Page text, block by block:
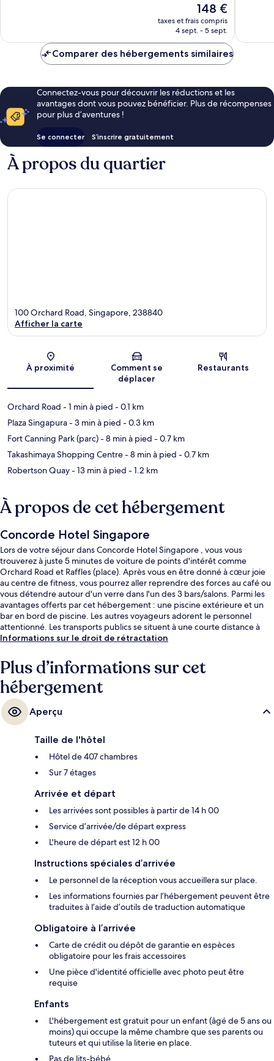
Le
nouveau
prix
de
148 €
taxes et frais compris
4 sept. - 5 sept.
Comparer des hébergements similaires
Connectez-vous pour découvrir les réductions et les
avantages dont vous pouvez bénéficier. Plus de récompenses
pour plus d’aventures !
Se connecter S’inscrire gratuitement
À propos du quartier
Carte
100 Orchard Road, Singapore, 238840
Afficher la carte
À proximité
Comment se
déplacer
Restaurants
Orchard Road - 1 min à pied - 0.1 km
Plaza Singapura- 3 min à pied - 0.3 km
Fort Canning Park (parc)- 8 min à pied - 0.7 km
Takashimaya Shopping Centre- 8 min à pied - 0.7 km
Robertson Quay- 13 min à pied - 1.2 km
À propos de cet hébergement
Concorde Hotel Singapore
Lors de votre séjour dans Concorde Hotel Singapore , vous vous
trouverez à juste 5 minutes de voiture de points d'intérêt comme
Orchard Road et Raffles (place). Après vous en être donné à cœur joie
au centre de fitness, vous pourrez aller reprendre des forces au café ou
vous détendre autour d'un verre dans l'un des 3 bars/salons. Parmi les
avantages offerts par cet hébergement : une piscine extérieure et un
bar en bord de piscine. Les autres voyageurs adorent le personnel
attentionné. Les transports publics se situent à une courte distance à
pied : Station Dhoby Ghaut est à 5 min et Station Somerset, à 8 min.
Informations sur le droit de rétractation
Plus d’informations sur cet
hébergement
Aperçu
Taille de l'hôtel
Hôtel de 407 chambres
Sur 7 étages
Arrivée et départ
Les arrivées sont possibles à partir de 14 h 00
Service d’arrivée/de départ express
L'heure de départ est 12 h 00
Instructions spéciales d’arrivée
Le personnel de la réception vous accueillera sur place.
Les informations fournies par l’hébergement peuvent être
traduites à l’aide d’outils de traduction automatique
Obligatoire à l’arrivée
Carte de crédit ou dépôt de garantie en espèces
obligatoire pour les frais accessoires
Une pièce d'identité officielle avec photo peut être
requise
Enfants
L'hébergement est gratuit pour un enfant (âgé de 5 ans ou
moins) qui occupe la même chambre que ses parents ou
tuteurs et qui utilise la literie en place.
Pas de lits-bébé